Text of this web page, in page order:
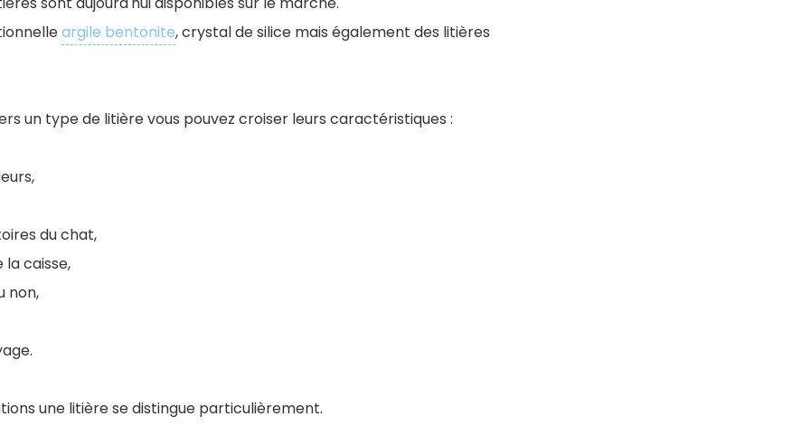
argile bentonite, crystal de silice mais également des litières
un type de litière vous pouvez croiser leurs caractéristiques :
du chat,
la caisse,
non,
une litière se distingue particulièrement.